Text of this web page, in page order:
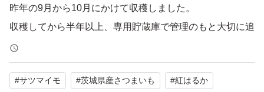
昨年の9月から10月にかけて収穫しました。
収穫してから半年以上、専用貯蔵庫で管理のもと大切に追
熟してきましたので、甘くて美味しい紅はるかになってま
す。
#サツマイモ #茨城県産さつまいも #紅はるか